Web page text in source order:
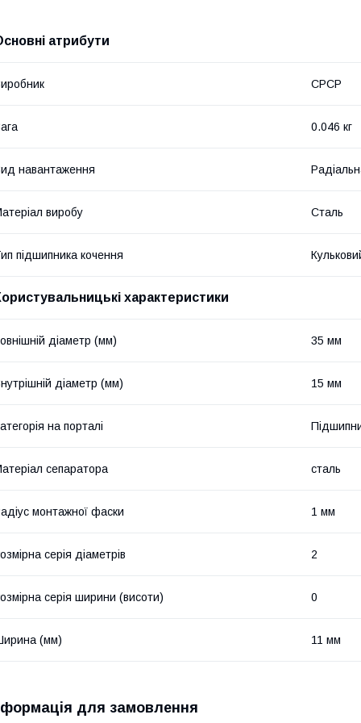
атрибути
СРСР
0.046 кг
навантаження
виробу Сталь
підшипника кочення
характеристики
діаметр (мм) 35 мм
діаметр (мм) 15 мм
на порталі
сепаратора сталь
монтажної фаски 1 мм
серія діаметрів 2
серія ширини (висоти) 0
(мм) 11 мм
для замовлення